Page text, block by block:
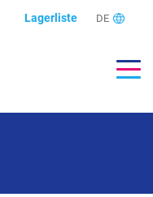
Lagerliste DE